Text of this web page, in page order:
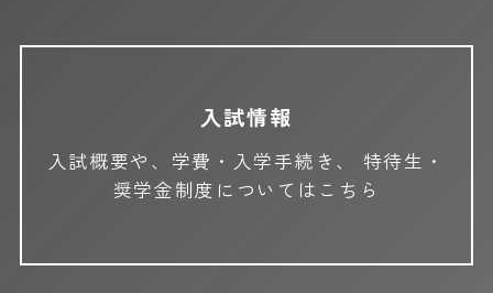
入試情報
入試概要や、学費・入学手続き、
特待生・
奨学金制度についてはこちら